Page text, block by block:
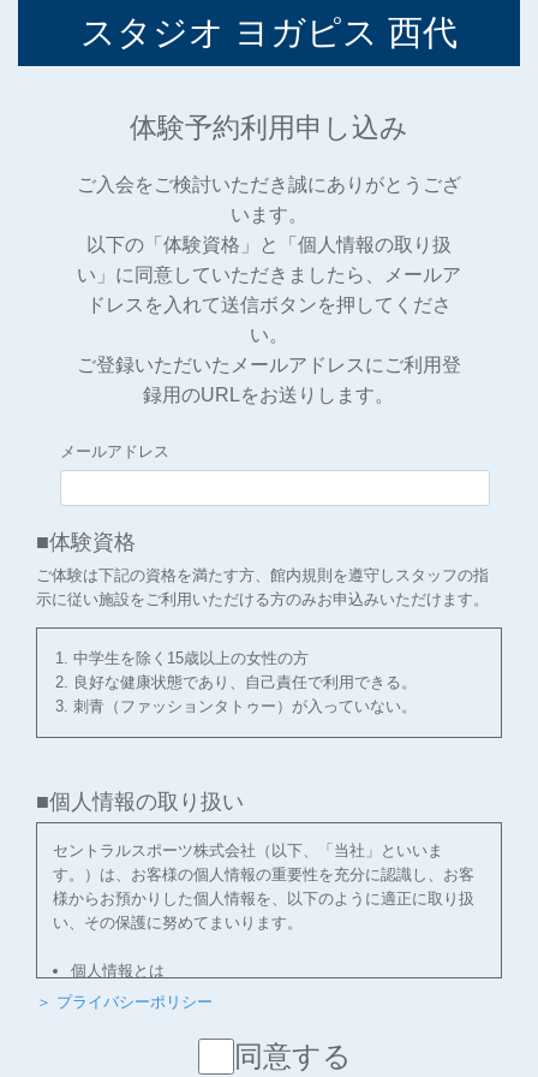
スタジオ ヨガピス 西代
体験予約利用申し込み
ご入会をご検討いただき誠にありがとうござ
います。
以下の「体験資格」と「個人情報の取り扱
い」に同意していただきましたら、メールア
ドレスを入れて送信ボタンを押してくださ
い。
ご登録いただいたメールアドレスにご利用登
録用のURLをお送りします。
メールアドレス
■体験資格
ご体験は下記の資格を満たす方、館内規則を遵守しスタッフの指
示に従い施設をご利用いただける方のみお申込みいただけます。
中学生を除く15歳以上の女性の方
良好な健康状態であり、自己責任で利用できる。
刺青（ファッションタトゥー）が入っていない。
■個人情報の取り扱い
セントラルスポーツ株式会社（以下、「当社」といいま
す。）は、お客様の個人情報の重要性を充分に認識し、お客
様からお預かりした個人情報を、以下のように適正に取り扱
い、その保護に努めてまいります。
個人情報とは
個人情報とは、氏名、住所、電話番号、Ｅメールアドレ
＞ プライバシーポリシー
同意する